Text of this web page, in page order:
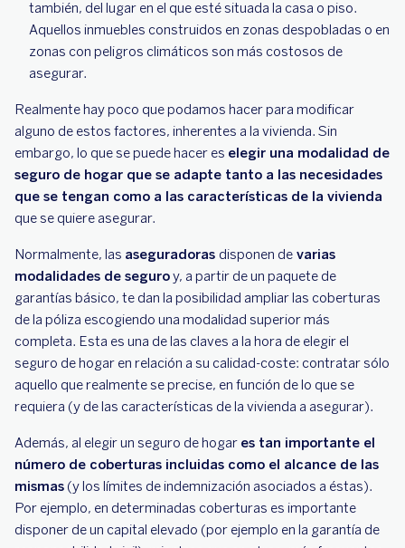
también, del lugar en el que esté situada la casa o piso.
Aquellos inmuebles construidos en zonas despobladas o en
zonas con peligros climáticos son más costosos de
asegurar.
Realmente hay poco que podamos hacer para modificar
alguno de estos factores, inherentes a la vivienda. Sin
embargo, lo que se puede hacer es elegir una modalidad de
seguro de hogar que se adapte tanto a las necesidades
que se tengan como a las características de la vivienda
que se quiere asegurar.
Normalmente, las aseguradoras disponen de varias
modalidades de seguroy, a partir de un paquete de
garantías básico, te dan la posibilidad ampliar las coberturas
de la póliza escogiendo una modalidad superior más
completa. Esta es una de las claves a la hora de elegir el
seguro de hogar en relación a su calidad-coste: contratar sólo
aquello que realmente se precise, en función de lo que se
requiera (y de las características de la vivienda a asegurar).
Además, al elegir un seguro de hogar es tan importante el
número de coberturas incluidas como el alcance de las
mismas (y los límites de indemnización asociados a éstas).
Por ejemplo, en determinadas coberturas es importante
disponer de un capital elevado (por ejemplo en la garantía de